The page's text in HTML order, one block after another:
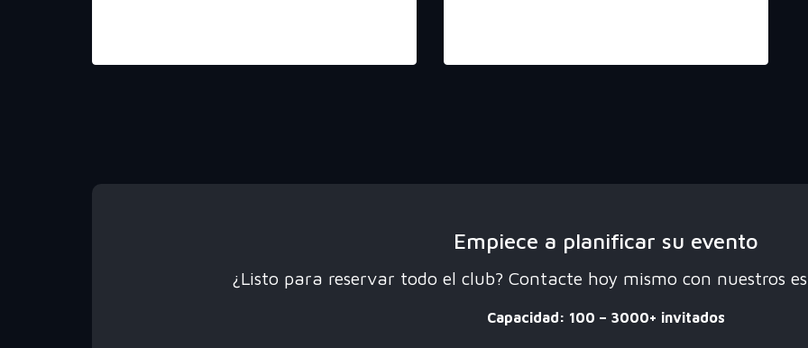
Empiece a planificar su evento
¿Listo para reservar todo el club? Contacte hoy mismo con nuestros
Capacidad: 100 – 3000+ invitados